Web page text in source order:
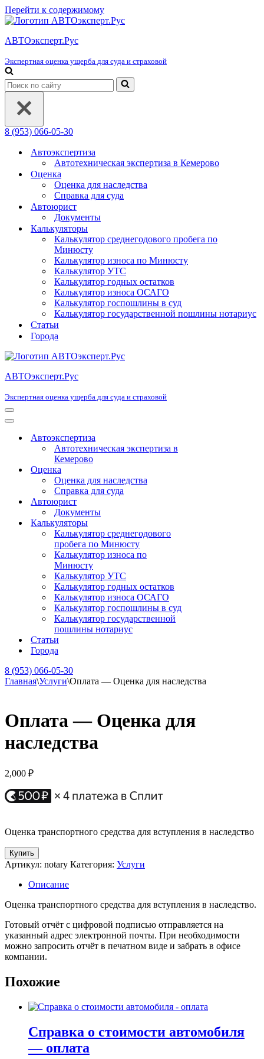
Перейти к содержимому
АВТОэксперт.Рус
Экспертная оценка ущерба для суда и страховой
Искать...
8 (953) 066-05-30
Автоэкспертиза
Автотехническая экспертиза в Кемерово
Оценка
Оценка для наследства
Справка для суда
Автоюрист
Документы
Калькуляторы
Калькулятор среднегодового пробега по
Минюсту
Калькулятор износа по Минюсту
Калькулятор УТС
Калькулятор годных остатков
Калькулятор износа ОСАГО
Калькулятор госпошлины в суд
Калькулятор государственной пошлины нотариус
Статьи
Города
АВТОэксперт.Рус
Экспертная оценка ущерба для суда и страховой
Меню
навигации
Меню
навигацииАвтоэкспертиза
Автотехническая экспертиза в
Кемерово
Оценка
Оценка для наследства
Справка для суда
Автоюрист
Документы
Калькуляторы
Калькулятор среднегодового
пробега по Минюсту
Калькулятор износа по
Минюсту
Калькулятор УТС
Калькулятор годных остатков
Калькулятор износа ОСАГО
Калькулятор госпошлины в суд
Калькулятор государственной
пошлины нотариус
Статьи
Города
8 (953) 066-05-30
Главная\Услуги\Оплата — Оценка для наследства
Оплата — Оценка для
наследства
2,000 ₽
Оценка транспортного средства для вступления в наследство
Количество
товара
Оплата
для
Купить
Артикул: notary Категория: Услуги
Описание
Оценка транспортного средства для вступления в наследство.
Готовый отчёт с цифровой подписью отправляется на
указанный адрес электронной почты. При необходимости
можно запросить отчёт в печатном виде и забрать в офисе
компании.
Похожие
Справка о стоимости автомобиля
— оплата